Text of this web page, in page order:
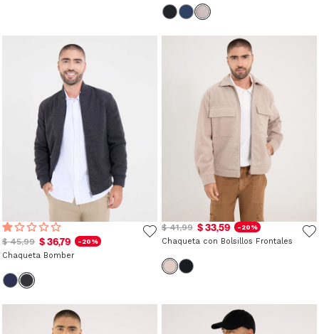
$ 45,99 $ 36,79 -20%
Chaqueta Bomber
$ 41,99 $ 33,59 -20%
Chaqueta con Bolsillos Frontales